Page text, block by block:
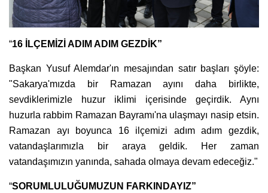
“16 İLÇEMİZİ ADIM ADIM GEZDİK”
Başkan Yusuf Alemdar'ın mesajından satır başları şöyle:
"Sakarya'mızda bir Ramazan ayını daha birlikte,
sevdiklerimizle huzur iklimi içerisinde geçirdik. Aynı
huzurla rabbim Ramazan Bayramı'na ulaşmayı nasip etsin.
Ramazan ayı boyunca 16 ilçemizi adım adım gezdik,
vatandaşlarımızla bir araya geldik. Her zaman
vatandaşımızın yanında, sahada olmaya devam edeceğiz."
“SORUMLULUĞUMUZUN FARKINDAYIZ”